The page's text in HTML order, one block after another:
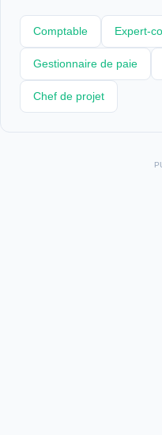
Comptable Expert-
Gestionnaire de paie
Chef de projet